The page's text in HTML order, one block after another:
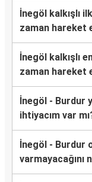
İnegöl kalkışlı
zaman hareket
İnegöl kalkışlı
zaman hareket
İnegöl - Burdur
ihtiyacım var
İnegöl - Burdur
varmayacağını